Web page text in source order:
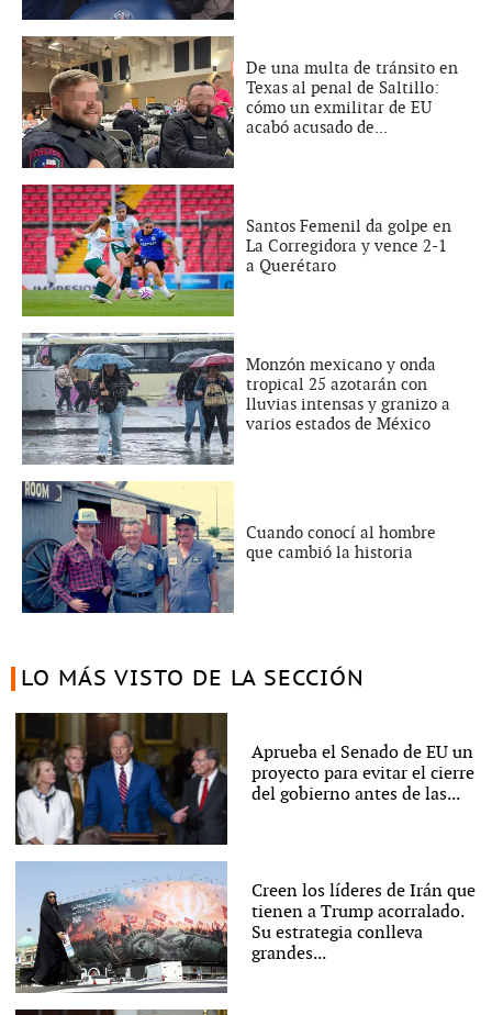
De una multa de tránsito en
Texas al penal de Saltillo:
cómo un exmilitar de EU
acabó acusado de...
Santos Femenil da golpe en
La Corregidora y vence 2-1
a Querétaro
Monzón mexicano y onda
tropical 25 azotarán con
lluvias intensas y granizo a
varios estados de México
Cuando conocí al hombre
que cambió la historia
LO MÁS VISTO DE LA SECCIÓN
Aprueba el Senado de EU un
proyecto para evitar el cierre
del gobierno antes de las...
Creen los líderes de Irán que
tienen a Trump acorralado.
Su estrategia conlleva
grandes...